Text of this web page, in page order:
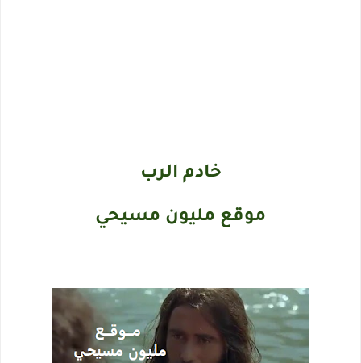
خادم الرب
موقع مليون مسيحي